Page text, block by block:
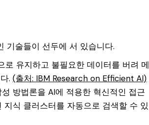
기술들이 선두에 서 있습니다.
로 유지하고 불필요한 데이터를 버려 메
. (출처: IBM Research on Efficient AI)
방법론을 AI에 적용한 혁신적인 접근
식 클러스터를 자동으로 검색할 수 있